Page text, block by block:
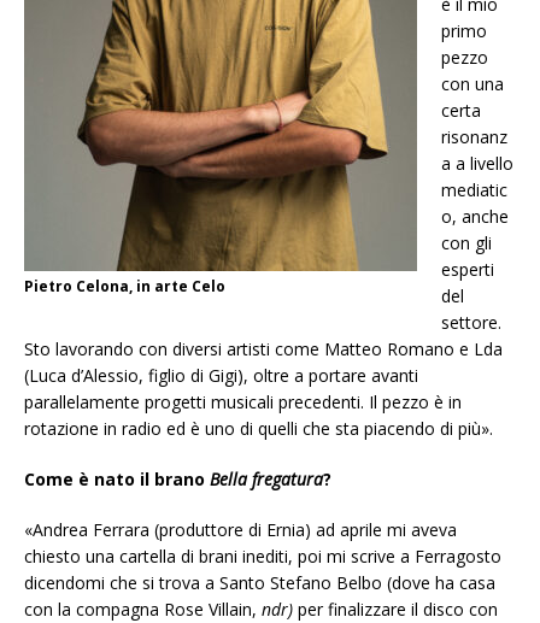
Pietro Celona, in arte Celo
primo
pezzo
con una
certa
risonanz
a a livello
mediatic
o, anche
con gli
esperti
del
settore.
Sto lavorando con diversi artisti come Matteo Romano e Lda
(Luca d’Alessio, figlio di Gigi), oltre a portare avanti
parallelamente progetti musicali precedenti. Il pezzo è in
rotazione in radio ed è uno di quelli che sta piacendo di più».
Come è nato il brano Bella fregatura?
«Andrea Ferrara (produttore di Ernia) ad aprile mi aveva
chiesto una cartella di brani inediti, poi mi scrive a Ferragosto
dicendomi che si trova a Santo Stefano Belbo (dove ha casa
con la compagna Rose Villain, ndr) per finalizzare il disco con